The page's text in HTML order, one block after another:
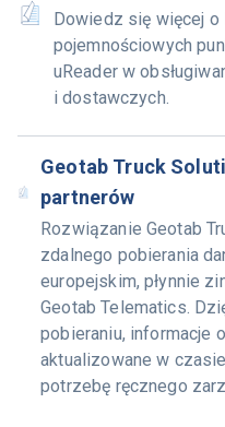
Dowiedz się więcej
pojemnościowych
uReader w
i dostawczych.
Geotab Truck
partnerów
Rozwiązanie Geotab
zdalnego pobierania
europejskim, płynnie
Geotab Telematics.
pobieraniu, informacje
aktualizowane w
potrzebę ręcznego